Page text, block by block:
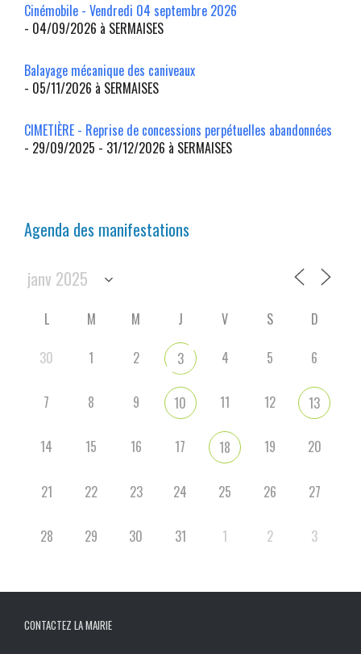
Cinémobile - Vendredi 04 septembre 2026
- 04/09/2026 à SERMAISES
Balayage mécanique des caniveaux
- 05/11/2026 à SERMAISES
CIMETIÈRE - Reprise de concessions perpétuelles abandonnées
- 29/09/2025 - 31/12/2026 à SERMAISES
Agenda des manifestations
L M M J V S
D
30
1 2 3 4 5 6
7 8 9 10 11 12 13
14 15 16 17 18 19 20
21 22 23 24 25 26 27
28 29 30 31 1 2 3
CONTACTEZ LA MAIRIE